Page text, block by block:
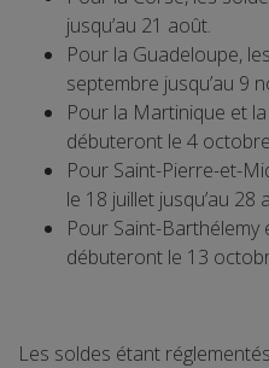
jusqu’au 21 août.
Pour la Guadeloupe,
septembre jusqu’au 9
Pour la Martinique et
débuteront le 4
Pour Saint-Pierre-et-
le 18 juillet jusqu’au 28
Pour Saint-Barthélemy
débuteront le 13
Les soldes étant